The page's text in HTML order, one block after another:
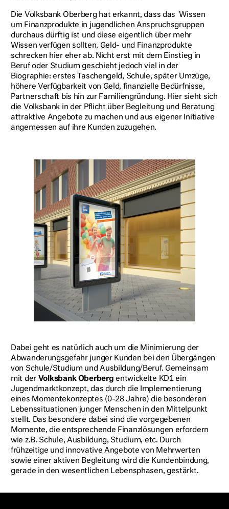
Die Volksbank Oberberg hat erkannt, dass das Wissen
um Finanzprodukte in jugendlichen Anspruchsgruppen
durchaus dürftig ist und diese eigentlich über mehr
Wissen verfügen sollten. Geld- und Finanzprodukte
schrecken hier eher ab. Nicht erst mit dem Einstieg in
Beruf oder Studium geschieht jedoch viel in der
Biographie: erstes Taschengeld, Schule, später Umzüge,
höhere Verfügbarkeit von Geld, finanzielle Bedürfnisse,
Partnerschaft bis hin zur Familiengründung. Hier sieht sich
die Volksbank in der Pflicht über Begleitung und Beratung
attraktive Angebote zu machen und aus eigener Initiative
angemessen auf ihre Kunden zuzugehen.
Dabei geht es natürlich auch um die Minimierung der
Abwanderungsgefahr junger Kunden bei den Übergängen
von Schule/Studium und Ausbildung/Beruf. Gemeinsam
mit der Volksbank Oberberg entwickelte KD1 ein
Jugendmarktkonzept, das durch die Implementierung
eines Momentekonzeptes (0-28 Jahre) die besonderen
Lebenssituationen junger Menschen in den Mittelpunkt
stellt. Das besondere dabei sind die vorgegebenen
Momente, die entsprechende Finanzlösungen erfordern
wie z.B. Schule, Ausbildung, Studium, etc. Durch
frühzeitige und innovative Angebote von Mehrwerten
sowie einer aktiven Begleitung wird die Kundenbindung,
gerade in den wesentlichen Lebensphasen, gestärkt.